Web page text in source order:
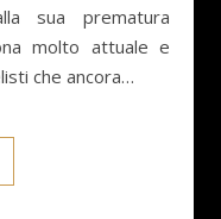
sua prematura
molto attuale e
che ancora…